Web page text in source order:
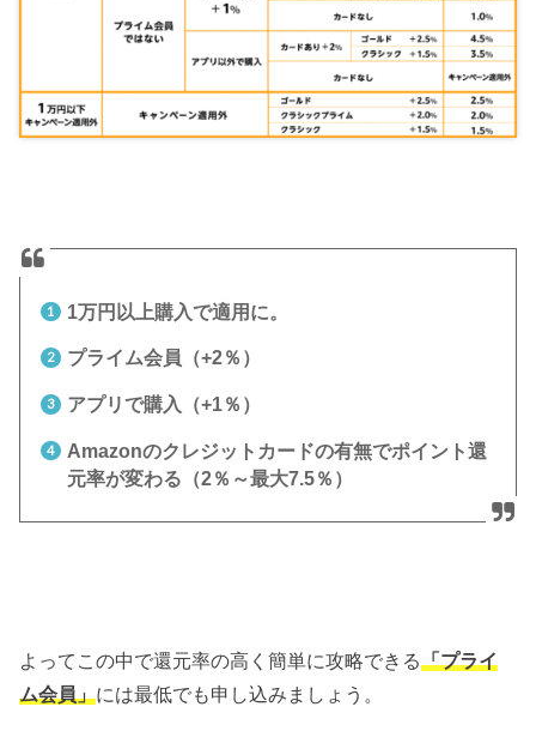
1万円以上購入で適用に。
プライム会員（+2％）
アプリで購入（+1％）
Amazonのクレジットカードの有無でポイント還
元率が変わる（2％～最大7.5％）
よってこの中で還元率の高く簡単に攻略できる「プライ
ム会員」には最低でも申し込みましょう。